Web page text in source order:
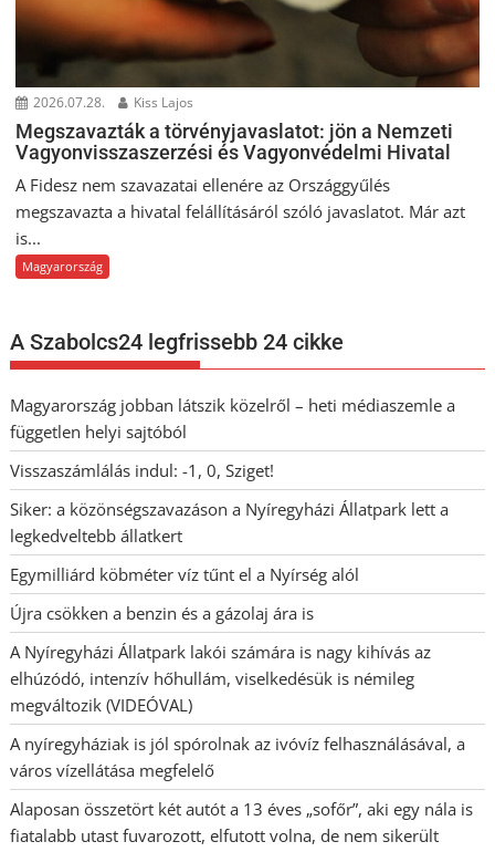
2026.07.28. Kiss Lajos
Megszavazták a törvényjavaslatot: jön a Nemzeti
Vagyonvisszaszerzési és Vagyonvédelmi Hivatal
A Fidesz nem szavazatai ellenére az Országgyűlés
megszavazta a hivatal felállításáról szóló javaslatot. Már azt
is...
Magyarország
A Szabolcs24 legfrissebb 24 cikke
Magyarország jobban látszik közelről – heti médiaszemle a
független helyi sajtóból
Visszaszámlálás indul: -1, 0, Sziget!
Siker: a közönségszavazáson a Nyíregyházi Állatpark lett a
legkedveltebb állatkert
Egymilliárd köbméter víz tűnt el a Nyírség alól
Újra csökken a benzin és a gázolaj ára is
A Nyíregyházi Állatpark lakói számára is nagy kihívás az
elhúzódó, intenzív hőhullám, viselkedésük is némileg
megváltozik (VIDEÓVAL)
A nyíregyháziak is jól spórolnak az ivóvíz felhasználásával, a
város vízellátása megfelelő
Alaposan összetört két autót a 13 éves „sofőr”, aki egy nála is
fiatalabb utast fuvarozott, elfutott volna, de nem sikerült